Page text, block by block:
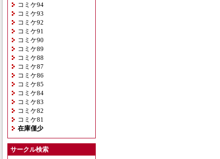
コミケ94
コミケ93
コミケ92
コミケ91
コミケ90
コミケ89
コミケ88
コミケ87
コミケ86
コミケ85
コミケ84
コミケ83
コミケ82
コミケ81
在庫僅少
サークル検索